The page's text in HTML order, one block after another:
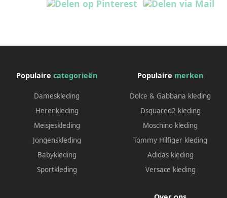
Populaire categorieën
Dameskleding
Herenkleding
Meisjeskleding
Jongenskleding
Babykleding
Sportkleding
Populaire merken
Dolce & Gabbana kleding
Dsquared2 kleding
Moschino kleding
Tommy Hilfiger kleding
Adidas kleding
Versace kleding